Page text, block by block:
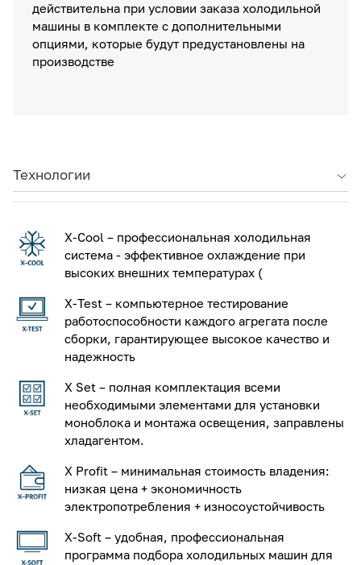
действительна при условии заказа холодильной
машины в комплекте с дополнительными
опциями, которые будут предустановлены на
производстве
Технологии
X-Cool – профессиональная холодильная
система - эффективное охлаждение при
высоких внешних температурах (
X-Test – компьютерное тестирование
работоспособности каждого агрегата после
сборки, гарантирующее высокое качество и
надежность
X Set – полная комплектация всеми
необходимыми элементами для установки
моноблока и монтажа освещения, заправлены
хладагентом.
X Profit – минимальная стоимость владения:
низкая цена + экономичность
электропотребления + износоустойчивость
X-Soft – удобная, профессиональная
программа подбора холодильных машин для